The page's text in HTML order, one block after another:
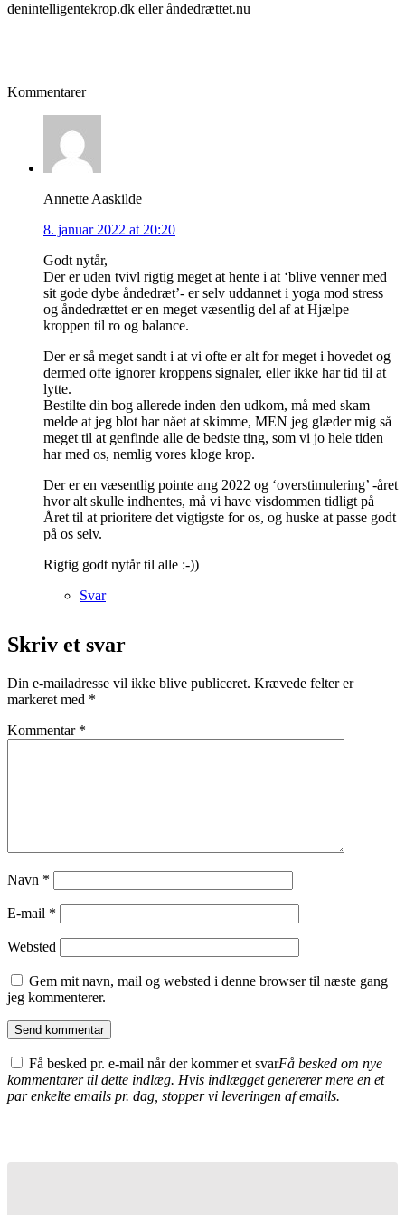
denintelligentekrop.dk eller åndedrættet.nu
Kommentarer
Annette Aaskilde
8. januar 2022 at 20:20
Godt nytår,
Der er uden tvivl rigtig meget at hente i at ‘blive venner med
sit gode dybe åndedræt’- er selv uddannet i yoga mod stress
og åndedrættet er en meget væsentlig del af at Hjælpe
kroppen til ro og balance.
Der er så meget sandt i at vi ofte er alt for meget i hovedet og
dermed ofte ignorer kroppens signaler, eller ikke har tid til at
lytte.
Bestilte din bog allerede inden den udkom, må med skam
melde at jeg blot har nået at skimme, MEN jeg glæder mig så
meget til at genfinde alle de bedste ting, som vi jo hele tiden
har med os, nemlig vores kloge krop.
Der er en væsentlig pointe ang 2022 og ‘overstimulering’ -året
hvor alt skulle indhentes, må vi have visdommen tidligt på
Året til at prioritere det vigtigste for os, og huske at passe godt
på os selv.
Rigtig godt nytår til alle :-))
Svar
Skriv et svar
Din e-mailadresse vil ikke blive publiceret. Krævede felter er
markeret med *
Kommentar *
Navn *
E-mail *
Websted
Gem mit navn, mail og websted i denne browser til næste gang
jeg kommenterer.
Få besked pr. e-mail når der kommer et svarFå besked om nye
kommentarer til dette indlæg. Hvis indlægget genererer mere en et
par enkelte emails pr. dag, stopper vi leveringen af emails.